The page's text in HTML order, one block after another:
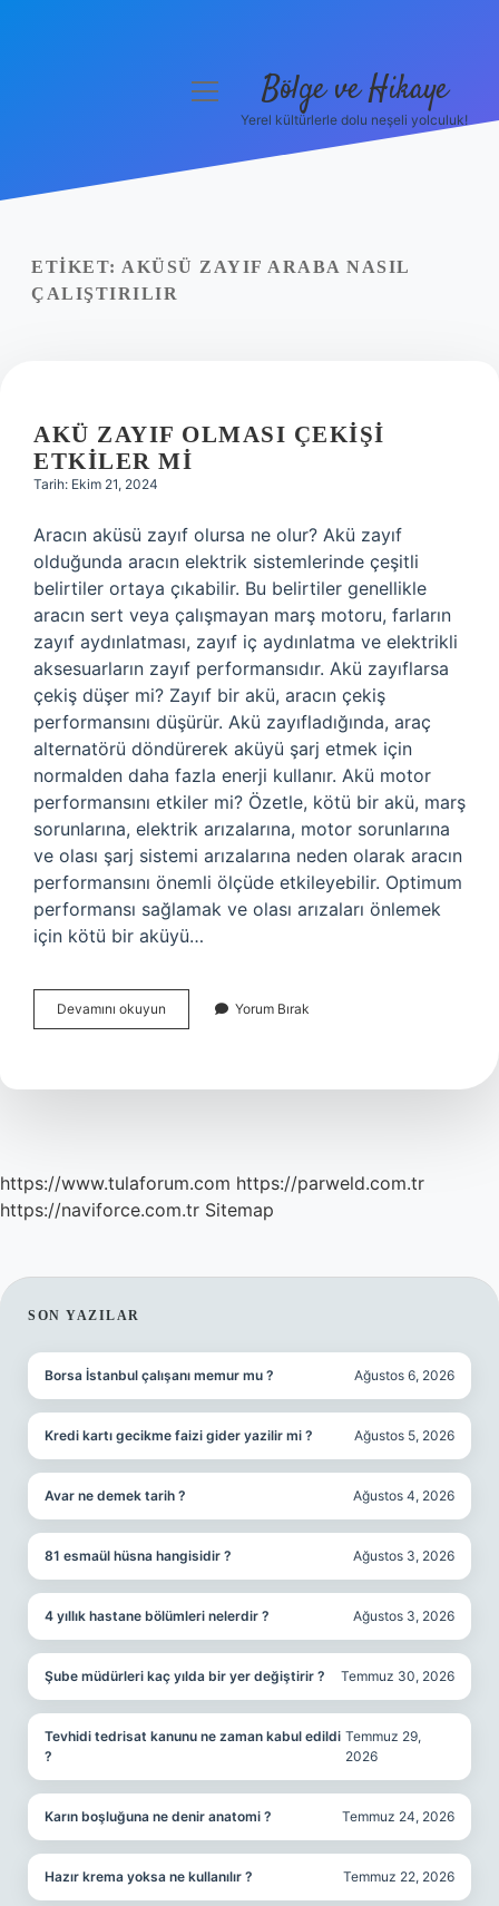
Yasal Uyarı
menüyü
Bölge ve Hikaye
Yerel kültürlerle dolu neşeli yolculuk!
ETIKET: AKÜSÜ ZAYIF ARABA NASIL
ÇALIŞTIRILIR
AKÜ ZAYIF OLMASI ÇEKIŞI
ETKILER MI
Tarih: Ekim 21, 2024
Aracın aküsü zayıf olursa ne olur? Akü zayıf
olduğunda aracın elektrik sistemlerinde çeşitli
belirtiler ortaya çıkabilir. Bu belirtiler genellikle
aracın sert veya çalışmayan marş motoru, farların
zayıf aydınlatması, zayıf iç aydınlatma ve elektrikli
aksesuarların zayıf performansıdır. Akü zayıflarsa
çekiş düşer mi? Zayıf bir akü, aracın çekiş
performansını düşürür. Akü zayıfladığında, araç
alternatörü döndürerek aküyü şarj etmek için
normalden daha fazla enerji kullanır. Akü motor
performansını etkiler mi? Özetle, kötü bir akü, marş
sorunlarına, elektrik arızalarına, motor sorunlarına
ve olası şarj sistemi arızalarına neden olarak aracın
performansını önemli ölçüde etkileyebilir. Optimum
performansı sağlamak ve olası arızaları önlemek
için kötü bir aküyü…
Devamını okuyun
Zayıf
Etkiler
Yorum Bırak
https://www.tulaforum.com https://parweld.com.tr
https://naviforce.com.tr Sitemap
SIDEBAR
SON YAZILAR
Borsa İstanbul çalışanı memur mu ? Ağustos 6, 2026
Kredi kartı gecikme faizi gider yazilir mi ? Ağustos 5, 2026
Avar ne demek tarih ? Ağustos 4, 2026
81 esmaül hüsna hangisidir ? Ağustos 3, 2026
4 yıllık hastane bölümleri nelerdir ? Ağustos 3, 2026
Şube müdürleri kaç yılda bir yer değiştirir ? Temmuz 30, 2026
Tevhidi tedrisat kanunu ne zaman kabul edildi
?
Temmuz 29,
2026
Karın boşluğuna ne denir anatomi ? Temmuz 24, 2026
Hazır krema yoksa ne kullanılır ? Temmuz 22, 2026